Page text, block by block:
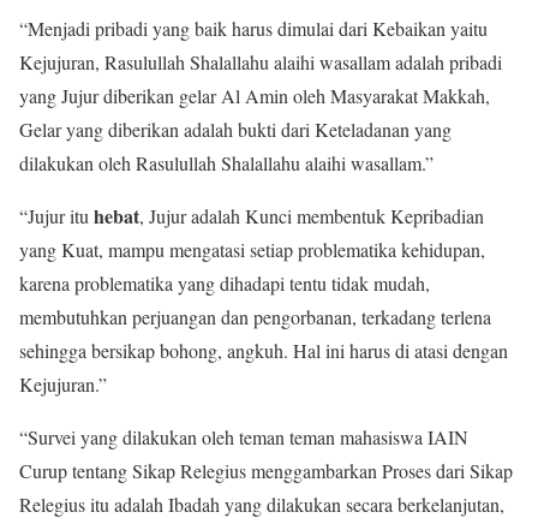
“Menjadi pribadi yang baik harus dimulai dari Kebaikan yaitu
Kejujuran, Rasulullah Shalallahu alaihi wasallam adalah pribadi
yang Jujur diberikan gelar Al Amin oleh Masyarakat Makkah,
Gelar yang diberikan adalah bukti dari Keteladanan yang
dilakukan oleh Rasulullah Shalallahu alaihi wasallam.”
“Jujur itu hebat, Jujur adalah Kunci membentuk Kepribadian
yang Kuat, mampu mengatasi setiap problematika kehidupan,
karena problematika yang dihadapi tentu tidak mudah,
membutuhkan perjuangan dan pengorbanan, terkadang terlena
sehingga bersikap bohong, angkuh. Hal ini harus di atasi dengan
Kejujuran.”
“Survei yang dilakukan oleh teman teman mahasiswa IAIN
Curup tentang Sikap Relegius menggambarkan Proses dari Sikap
Relegius itu adalah Ibadah yang dilakukan secara berkelanjutan,